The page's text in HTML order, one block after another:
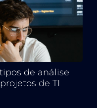
de análise
de TI